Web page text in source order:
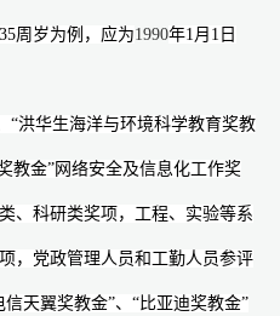
35周岁为例，应为1990年1 月 1 日
“洪华生海洋与环境科学教育奖教
教金”网络安全及信息化工作奖
、科研类奖项，工程、实验等系
，党政管理人员和工勤人员参评
天翼奖教金”、“比亚迪奖教金”